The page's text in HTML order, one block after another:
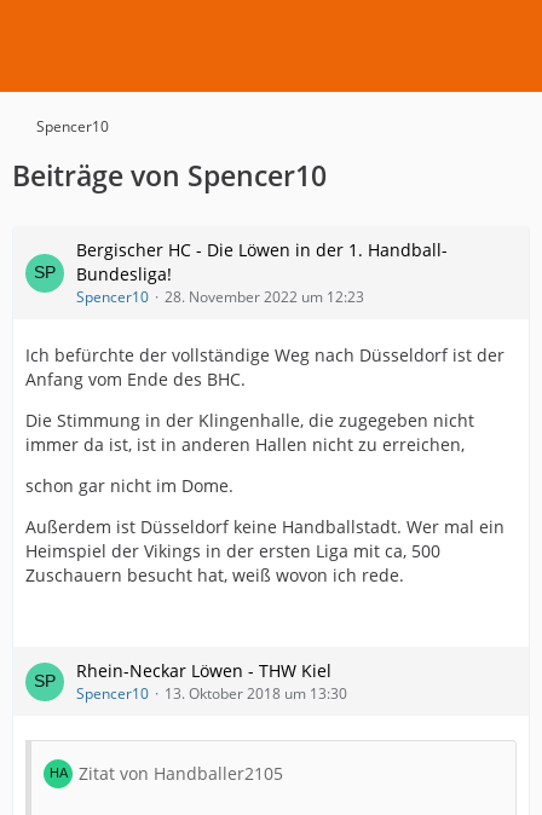
Spencer10
Beiträge von Spencer10
Bergischer HC - Die Löwen in der 1. Handball-
Bundesliga!
Spencer10 28. November 2022 um 12:23
Ich befürchte der vollständige Weg nach Düsseldorf ist der
Anfang vom Ende des BHC.
Die Stimmung in der Klingenhalle, die zugegeben nicht
immer da ist, ist in anderen Hallen nicht zu erreichen,
schon gar nicht im Dome.
Außerdem ist Düsseldorf keine Handballstadt. Wer mal ein
Heimspiel der Vikings in der ersten Liga mit ca, 500
Zuschauern besucht hat, weiß wovon ich rede.
Rhein-Neckar Löwen - THW Kiel
Spencer10 13. Oktober 2018 um 13:30
Zitat von Handballer2105